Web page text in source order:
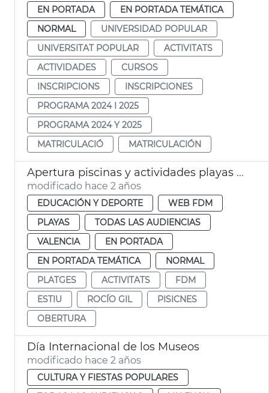
EN PORTADA
EN PORTADA TEMÁTICA
NORMAL
UNIVERSIDAD POPULAR
UNIVERSITAT POPULAR
ACTIVITATS
ACTIVIDADES
CURSOS
INSCRIPCIONS
INSCRIPCIONES
PROGRAMA 2024 I 2025
PROGRAMA 2024 Y 2025
MATRICULACIÓ
MATRICULACIÓN
Apertura piscinas y actividades playas verano 2024
modificado hace 2 años
EDUCACIÓN Y DEPORTE
WEB FDM
PLAYAS
TODAS LAS AUDIENCIAS
VALENCIA
EN PORTADA
EN PORTADA TEMÁTICA
NORMAL
PLATGES
ACTIVITATS
FDM
ESTIU
ROCÍO GIL
PISICNES
OBERTURA
Día Internacional de los Museos
modificado hace 2 años
CULTURA Y FIESTAS POPULARES